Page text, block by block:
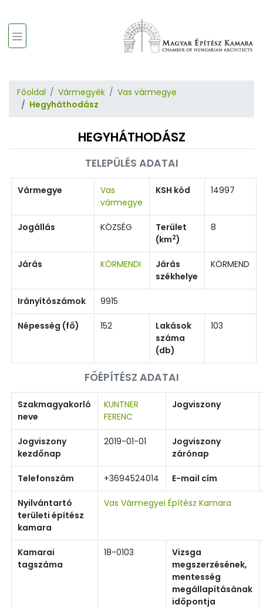
Főoldal Vármegyék
Vas vármegye
Hegyháthodász
HEGYHÁTHODÁSZ
TELEPÜLÉS ADATAI
Vármegye
Vas
vármegye
KSH kód 14997
Jogállás KÖZSÉG
Terület
(km2)
8
Járás KÖRMENDI
Járás
székhelye
KÖRMEND
Irányítószámok 9915
Népesség (fő) 152
Lakások
száma
(db)
103
FŐÉPÍTÉSZ ADATAI
Szakmagyakorló
neve
KUNTNER
FERENC
Jogviszony
Jogviszony
kezdőnap
2019-01-01
Jogviszony
zárónap
Telefonszám +3694524014 E-mail cím
Nyilvántartó
területi építész
kamara
Vas Vármegyei Építész Kamara
Kamarai
tagszáma
18-0103
Vizsga
megszerzésének,
mentesség
megállapításának
időpontja